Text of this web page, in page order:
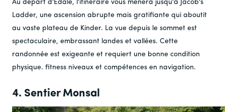
Au départ d'Edale, l'itinéraire vous mènera jusqu'à Jacob's
Ladder, une ascension abrupte mais gratifiante qui aboutit
au vaste plateau de Kinder. La vue depuis le sommet est
spectaculaire, embrassant landes et vallées. Cette
randonnée est exigeante et requiert une bonne condition
physique. fitness niveaux et compétences en navigation.
4. Sentier Monsal